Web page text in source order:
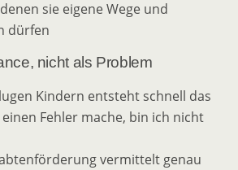
sie eigene Wege und
dürfen
nicht als Problem
Kindern entsteht schnell das
einen Fehler mache, bin ich nicht
vermittelt genau